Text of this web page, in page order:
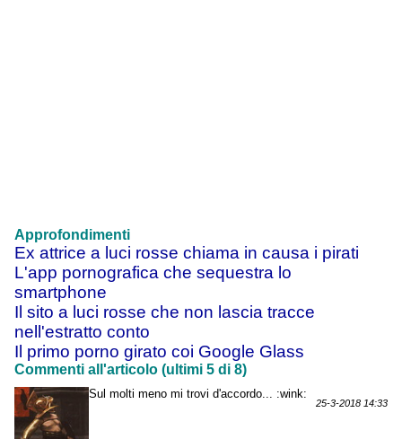
Approfondimenti
Ex attrice a luci rosse chiama in causa i pirati
L'app pornografica che sequestra lo
smartphone
Il sito a luci rosse che non lascia tracce
nell'estratto conto
Il primo porno girato coi Google Glass
Commenti all'articolo (ultimi 5 di 8)
Sul molti meno mi trovi d'accordo... :wink:
25-3-2018 14:33